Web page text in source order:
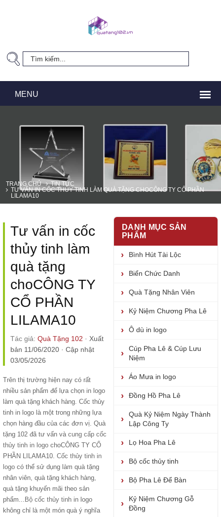
TRANG CHỦ
TIN TỨC
TƯ VẤN IN CỐC THỦY TINH LÀM QUÀ TẶNG CHOCÔNG TY CỔ PHẦN
LILAMA10
Tư vấn in cốc
thủy tinh làm
quà tặng
choCÔNG TY
CỔ PHẦN
LILAMA10
Tác giả: Quà Tặng 102 · Xuất
bản 11/06/2020 · Cập nhật
03/05/2026
Trên thị trường hiện nay có rất
nhiều sản phẩm để lựa chọn in logo
làm quà tặng khách hàng. Cốc thủy
tinh in logo là một trong những lựa
chọn hàng đầu của các đơn vị. Quà
tặng 102 đã tư vấn và cung cấp cốc
thủy tinh in logo choCÔNG TY CỔ
PHẦN LILAMA10. Cốc thủy tinh in
logo có thể sử dụng làm quà tặng
nhân viên, quà tặng khách hàng,
quà tặng khuyến mãi theo sản
phẩm... Bộ cốc thủy tinh in logo
không chỉ là một món quà ý nghĩa
DANH MỤC SẢN
PHẨM
Bình Hút Tài Lộc
Biển Chức Danh
Quà Tặng Nhân Viên
Kỷ Niệm Chương Pha Lê
Ô dù in logo
Cúp Pha Lê & Cúp Lưu
Niệm
Áo Mưa in logo
Đồng Hồ Pha Lê
Quà Kỷ Niệm Ngày Thành
Lập Công Ty
Lọ Hoa Pha Lê
Bộ cốc thủy tinh
Bộ Pha Lê Để Bàn
Kỷ Niệm Chương Gỗ
Đồng